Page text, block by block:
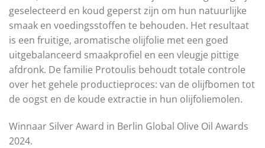
geselecteerd en koud geperst zijn om hun natuurlijke
smaak en voedingsstoffen te behouden. Het resultaat
is een fruitige, aromatische olijfolie met een goed
uitgebalanceerd smaakprofiel en een vleugje pittige
afdronk. De familie Protoulis behoudt totale controle
over het gehele productieproces: van de olijfbomen tot
de oogst en de koude extractie in hun olijfoliemolen.
Winnaar Silver Award in Berlin Global Olive Oil Awards
2024.